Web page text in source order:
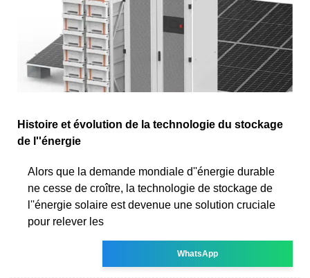
Histoire et évolution de la technologie du stockage
de l''énergie
Alors que la demande mondiale d''énergie durable
ne cesse de croître, la technologie de stockage de
l''énergie solaire est devenue une solution cruciale
pour relever les
WhatsApp